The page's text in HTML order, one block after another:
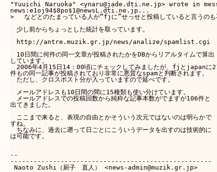
"Yuuichi Naruoka" <ynaru@jade.dti.ne.jp> wrote in
news:e1oj94$8po$1@newsL.dti.ne.jp...
> 　などとのたまっている人が“fjに”せっせと投稿していると言うのも
少し前からちょっとした統計を取っています。
http://antre.muzik.gr.jp/news/analize/spamlist.cgi
10日間に何件の同一文章が投稿されたかをDBからリアルタイムで算出
しています。
2006年4月15日14：00頃にチェックしてみましたが、fjとjapanに
件もの同一記事が投稿されており非常に悪質なspamと判断されます。
ただし、クロスポスト分が入っていますので延べです。
メールアドレスも10日間の間に15種類も使い分けています。
メールアドレスでの投稿回数から純粋な記事本数がでますが106件と
出てきました。
ここまで来ると、表現の自由とかそういう次元ではないのは明らかで
すね。
ちなみに、過去に遡って日ごとにこういうデータを出すのは技術的に
は可能です。
--
----------------------------------------------------
Naoto Zushi（厨子　直人） <news-admin@muzik.gr.jp>